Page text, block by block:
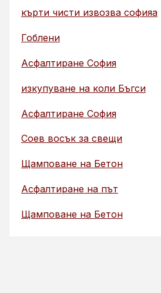
кърти чисти извозва софияа
Гоблени
Асфалтиране София
изкупуване на коли Бъгси
Асфалтиране София
Соев восък за свещи
Щамповане на Бетон
Асфалтиране на път
Щамповане на Бетон